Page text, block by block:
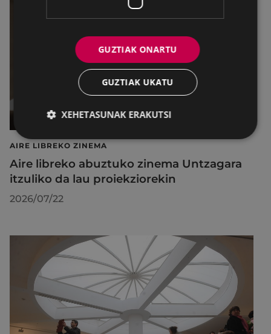
AIRE LIBREKO ZINEMA
Aire libreko abuztuko zinema Untzagara
itzuliko da lau proiekziorekin
2026/07/22
GUZTIAK ONARTU
GUZTIAK UKATU
XEHETASUNAK ERAKUTSI